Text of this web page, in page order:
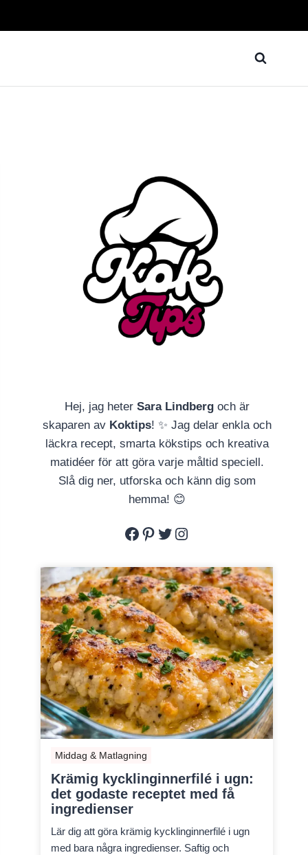
Hej, jag heter Sara Lindbergoch är
skaparen av Koktips! ✨ Jag delar enkla och
läckra recept, smarta kökstips och kreativa
matidéer för att göra varje måltid speciell.
Slå dig ner, utforska och känn dig som
hemma! 😊
Facebook
Pinterest
Twitter
Instagram
Middag & Matlagning
Krämig kycklinginnerfilé i ugn:
det godaste receptet med få
ingredienser
Lär dig att göra krämig kycklinginnerfilé i ugn
med bara några ingredienser. Saftig och